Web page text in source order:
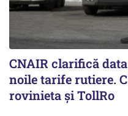
CNAIR clarifică
noile tarife rutiere.
rovinieta și TollRo